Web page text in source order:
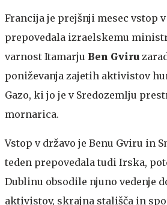
Francija je prejšnji mesec vstop
prepovedala izraelskemu
varnost Itamarju Ben Gviru
poniževanja zajetih aktivistov
Gazo, ki jo je v Sredozemlju
mornarica.
Vstop v državo je Benu Gviru in
teden prepovedala tudi Irska,
Dublinu obsodile njuno vedenje
aktivistov, skrajna stališča in